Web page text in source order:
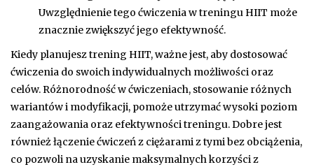
Uwzględnienie tego ćwiczenia w treningu HIIT może
znacznie zwiększyć jego efektywność.
Kiedy planujesz trening HIIT, ważne jest, aby dostosować
ćwiczenia do swoich indywidualnych możliwości oraz
celów. Różnorodność w ćwiczeniach, stosowanie różnych
wariantów i modyfikacji, pomoże utrzymać wysoki poziom
zaangażowania oraz efektywności treningu. Dobre jest
również łączenie ćwiczeń z ciężarami z tymi bez obciążenia,
co pozwoli na uzyskanie maksymalnych korzyści z